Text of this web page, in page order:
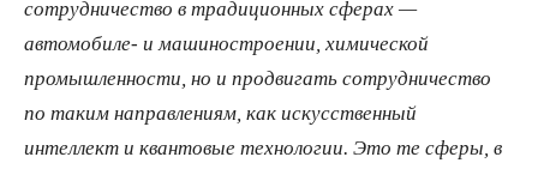
сотрудничество в традиционных сферах —
автомобиле- и машиностроении, химической
промышленности, но и продвигать сотрудничество
по таким направлениям, как искусственный
интеллект и квантовые технологии. Это те сферы, в